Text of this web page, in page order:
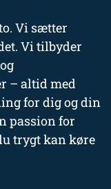
Vi sætter
Vi tilbyder
– altid med
for dig og din
passion for
trygt kan køre